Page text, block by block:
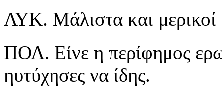
ΛΥΚ. Μάλιστα και μερικοί
ΠΟΛ. Είνε η περίφημος
ηυτύχησες να ίδης.